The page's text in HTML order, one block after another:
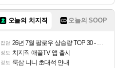
오늘의 치지직 오늘의 SOOP
잡담 26년 7월 팔로우 상승량 TOP 30 - 월간 치지직
정보 치지직 애플TV 앱 출시
정보 룩삼 니니 초대석 안내